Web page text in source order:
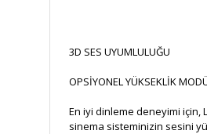
3D SES UYUMLULUĞU
OPSİYONEL YÜKSEKLİK
En iyi dinleme deneyimi için,
sinema sisteminizin sesini